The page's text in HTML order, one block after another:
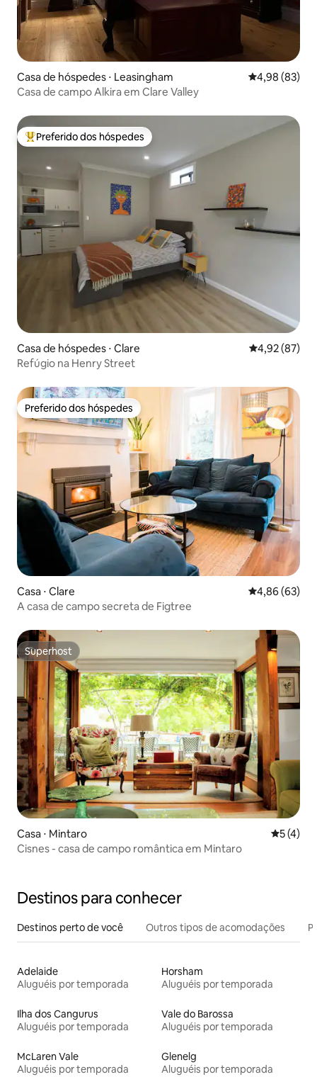
Casa de hóspedes ⋅ Leasingham 4,98 de uma
4,98 (83)
Casa de campo Alkira em Clare Valley
Entre os melhores preferidos dos hóspedes
Preferido dos hóspedes
Casa de hóspedes ⋅ Clare 4,92 de uma
4,92 (87)
Refúgio na Henry Street
Preferido dos hóspedes
Preferido dos hóspedes
Casa ⋅ Clare 4,86 de uma
4,86 (63)
A casa de campo secreta de Figtree
Superhost
Superhost
Casa ⋅ Mintaro 5 de
5 (4)
Cisnes - casa de campo romântica em Mintaro
Destinos para conhecer
Destinos perto de você Outros tipos de acomodações
Adelaide
Aluguéis por temporada
Horsham
Aluguéis por temporada
Ilha dos Cangurus
Aluguéis por temporada
Vale do Barossa
Aluguéis por temporada
McLaren Vale
Aluguéis por temporada
Glenelg
Aluguéis por temporada